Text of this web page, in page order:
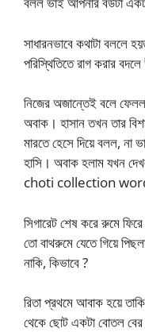
সাধারনভাবে কথাটা বললে
পরিস্থিতিতে রাগ করার
নিজের অজান্তেই বলে
অবাক। হাসান তখন তার
মারতে হেসে দিয়ে বলল, না
হাসি। অবাক হলাম যখন
choti collection
সিগারেট শেষ করে রুমে
তো বাথরুমে যেতে গিয়ে
নাকি, কিভাবে ?
রিতা প্রথমে আবাক হয়ে
থেকে ছোট একটা বোতল